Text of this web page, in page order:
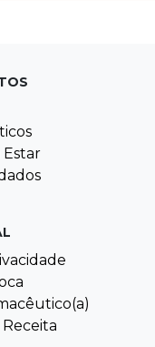
Estar